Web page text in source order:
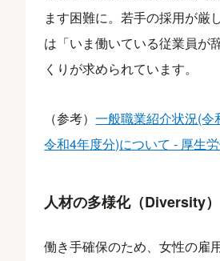
ます困難に。若手の採用が厳
は「いま働いている従業員が
くりが求められています。
（参考）一般職業紹介状況(
令和4年度分)について - 厚生
人材の多様化（Diversity）
働き手確保のため、女性の雇